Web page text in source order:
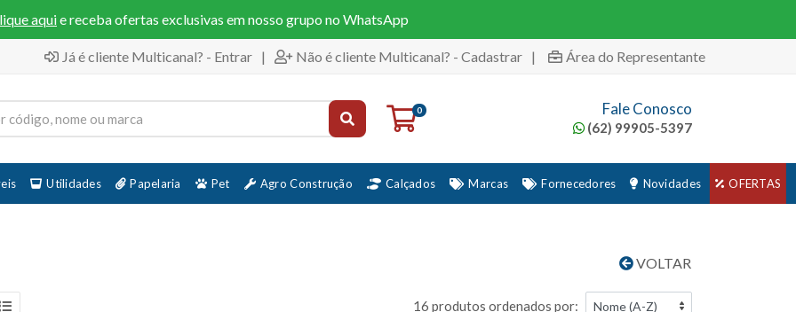
aquie receba ofertas exclusivas em nosso grupo no WhatsApp
Já é cliente Multicanal? - Entrar | Não é cliente Multicanal? - Cadastrar | Área do Representante
0 Fale Conosco
(62) 99905-5397
Utilidades Papelaria Pet Agro Construção Calçados Marcas Fornecedores Novidades OFERTAS
VOLTAR
16 produtos ordenados por: